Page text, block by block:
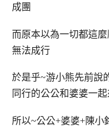
成團
而原本以為一切都這
無法成行
於是乎~游小熊先前說
同行的公公和婆婆一起
所以~公公+婆婆+陳小